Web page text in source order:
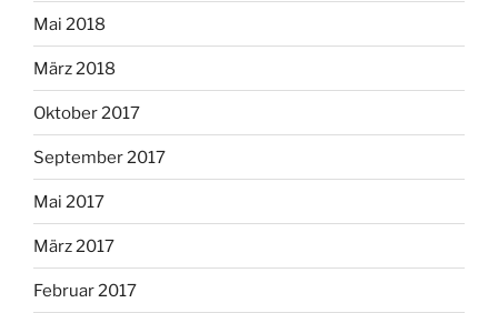
Mai 2018
März 2018
Oktober 2017
September 2017
Mai 2017
März 2017
Februar 2017